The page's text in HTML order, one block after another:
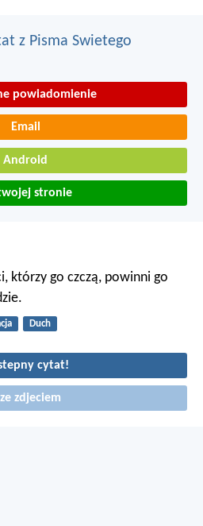
z Pisma Swietego
powiadomienie
Email
Android
stronie
którzy go czczą, powinni go
Duch
cytat!
zdjeciem